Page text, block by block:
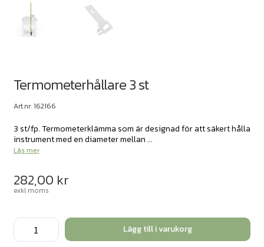
Termometerhållare 3 st
Art.nr: 162166
3 st/fp. Termometerklämma som är designad för att säkert hålla
instrument med en diameter mellan ...
Läs mer
282,00 kr
exkl moms
Termometerhållare
3
Lägg till i varukorg